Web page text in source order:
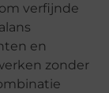
verfijnde
en
zonder